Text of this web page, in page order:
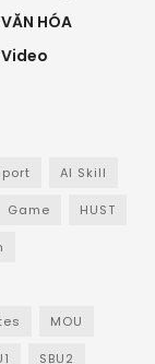
VĂN HÓA
Video
AI Skill
Game HUST
MOU
SBU2